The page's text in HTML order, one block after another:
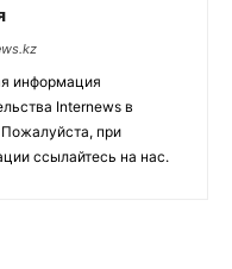
информация
Internews в
Пожалуйста, при
ссылайтесь на нас.